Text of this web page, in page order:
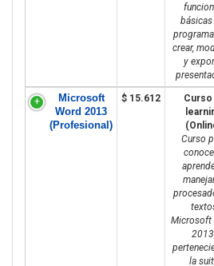
básicas
crear,
y
Microsoft
Word 2013
(Profesional)
$ 15.612
Curso
Curso
Microsoft
la